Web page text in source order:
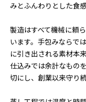
みとふんわりとした食
製造はすべて機械に頼
います。手包みならで
に引き出される素材本
仕込みでは余計なもの
切にし、創業以来守り